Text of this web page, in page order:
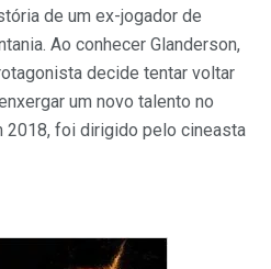
de um ex-jogador de
Ao conhecer Glanderson,
decide tentar voltar
um novo talento no
2018, foi dirigido pelo cineasta